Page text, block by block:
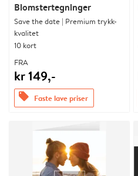
Blomstertegninger
Save the date | Premium trykk-
kvalitet
10 kort
FRA
kr 149,-
offers Faste lave priser